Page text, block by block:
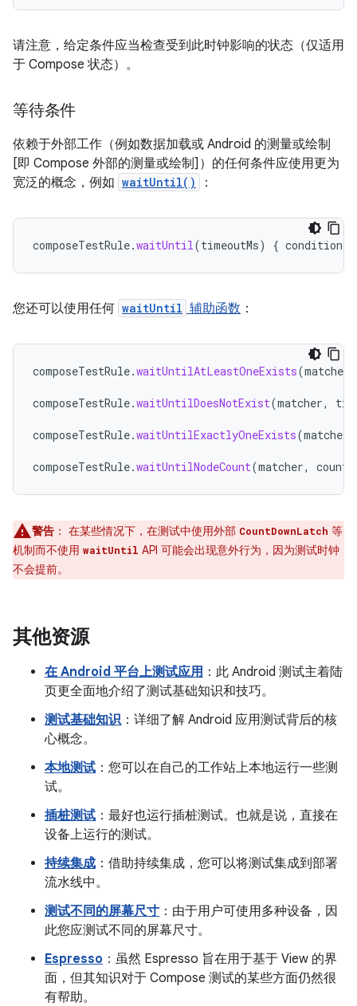
请注意，给定条件应当检查受到此时钟影响的状态（仅适用
于 Compose 状态）。
等待条件
依赖于外部工作（例如数据加载或 Android 的测量或绘制
[即 Compose 外部的测量或绘制]）的任何条件应使用更为
宽泛的概念，例如 waitUntil() ：
composeTestRule.waitUntil(timeoutMs) { condition
您还可以使用任何 waitUntil 辅助函数 ：
composeTestRule.waitUntilAtLeastOneExists(matcher
composeTestRule.waitUntilDoesNotExist(matcher,
composeTestRule.waitUntilExactlyOneExists(matcher
composeTestRule.waitUntilNodeCount(matcher, count
警告 ： 在某些情况下，在测试中使用外部 CountDownLatch 等
机制而不使用 waitUntil API 可能会出现意外行为，因为测试时钟
不会提前。
其他资源
在 Android 平台上测试应用 ：此 Android 测试主着陆
页更全面地介绍了测试基础知识和技巧。
测试基础知识：详细了解 Android 应用测试背后的核
心概念。
本地测试 ：您可以在自己的工作站上本地运行一些测
试。
插桩测试 ：最好也运行插桩测试。也就是说，直接在
设备上运行的测试。
持续集成 ：借助持续集成，您可以将测试集成到部署
流水线中。
测试不同的屏幕尺寸 ：由于用户可使用多种设备，因
此您应测试不同的屏幕尺寸。
Espresso ：虽然 Espresso 旨在用于基于 View 的界
面，但其知识对于 Compose 测试的某些方面仍然很
有帮助。